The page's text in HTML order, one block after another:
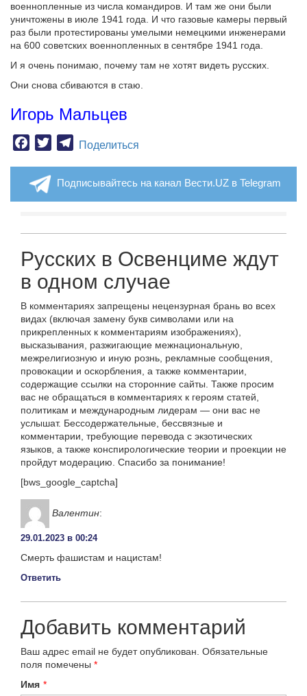
военнопленные из числа командиров. И там же они были
уничтожены в июле 1941 года. И что газовые камеры первый
раз были протестированы умелыми немецкими инженерами
на 600 советских военнопленных в сентябре 1941 года.
И я очень понимаю, почему там не хотят видеть русских.
Они снова сбиваются в стаю.
Игорь Мальцев
Facebook
TwitterTelegram
Поделиться
Подписывайтесь на канал Вести.UZ в Telegram
Русских в Освенциме ждут
в одном случае
В комментариях запрещены нецензурная брань во всех
видах (включая замену букв символами или на
прикрепленных к комментариям изображениях),
высказывания, разжигающие межнациональную,
межрелигиозную и иную рознь, рекламные сообщения,
провокации и оскорбления, а также комментарии,
содержащие ссылки на сторонние сайты. Также просим
вас не обращаться в комментариях к героям статей,
политикам и международным лидерам — они вас не
услышат. Бессодержательные, бессвязные и
комментарии, требующие перевода с экзотических
языков, а также конспирологические теории и проекции не
пройдут модерацию. Спасибо за понимание!
[bws_google_captcha]
Валентин:
29.01.2023 в 00:24
Смерть фашистам и нацистам!
Ответить
Добавить комментарий
Ваш адрес email не будет опубликован. Обязательные
поля помечены *
Имя *